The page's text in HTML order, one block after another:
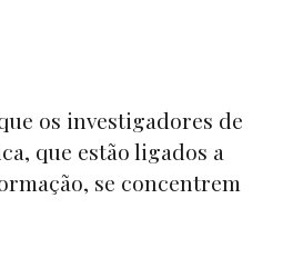
os investigadores de
que estão ligados a
se concentrem